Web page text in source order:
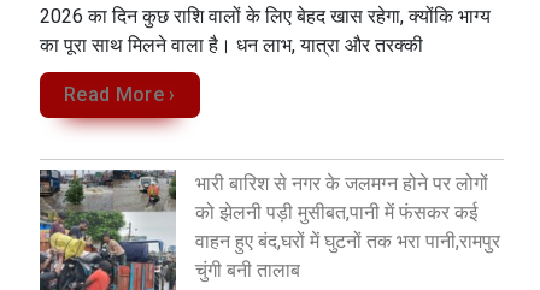
2026 का दिन कुछ राशि वालों के लिए बेहद खास रहेगा, क्योंकि भाग्य
का पूरा साथ मिलने वाला है। धन लाभ, यात्रा और तरक्की
Read More ›
भारी बारिश से नगर के जलमग्न होने पर लोगों
को झेलनी पड़ी मुसीबत,पानी में फंसकर कई
वाहन हुए बंद,घरों में घुटनों तक भरा पानी,रामपुर
चुंगी बनी तालाब